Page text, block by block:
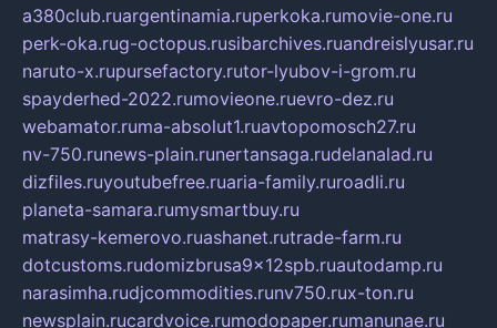
a380club.ruargentinamia.ruperkoka.rumovie-one.ru
perk-oka.rug-octopus.rusibarchives.ruandreislyusar.ru
naruto-x.rupursefactory.rutor-lyubov-i-grom.ru
spayderhed-2022.rumovieone.ruevro-dez.ru
webamator.ruma-absolut1.ruavtopomosch27.ru
nv-750.runews-plain.runertansaga.rudelanalad.ru
dizfiles.ruyoutubefree.ruaria-family.ruroadli.ru
planeta-samara.rumysmartbuy.ru
matrasy-kemerovo.ruashanet.rutrade-farm.ru
dotcustoms.rudomizbrusa9x12spb.ruautodamp.ru
narasimha.rudjcommodities.runv750.rux-ton.ru
newsplain.rucardvoice.rumodopaper.rumanunae.ru